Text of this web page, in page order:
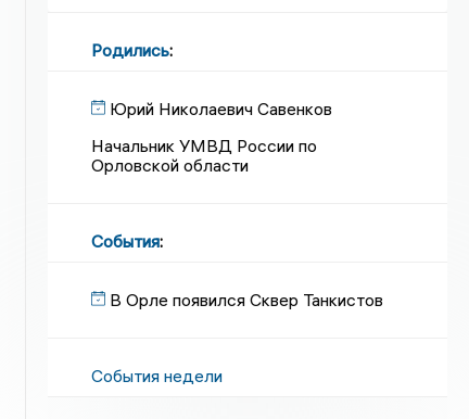
Родились:
Юрий Николаевич Савенков
Начальник УМВД России по
Орловской области
События:
В Орле появился Сквер Танкистов
События недели